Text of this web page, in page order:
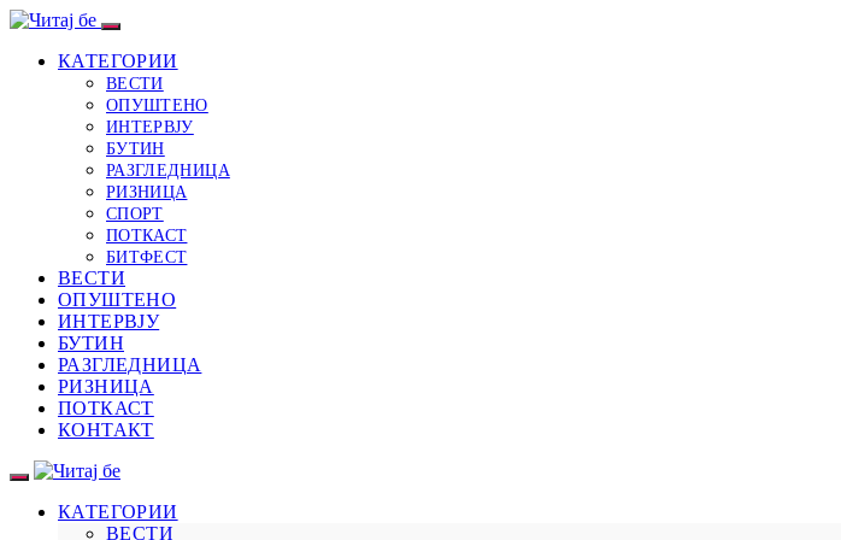
КАТЕГОРИИ
ВЕСТИ
ОПУШТЕНО
ИНТЕРВЈУ
БУТИН
РАЗГЛЕДНИЦА
РИЗНИЦА
СПОРТ
ПОТКАСТ
БИТФЕСТ
ВЕСТИ
ОПУШТЕНО
ИНТЕРВЈУ
БУТИН
РАЗГЛЕДНИЦА
РИЗНИЦА
ПОТКАСТ
КОНТАКТ
КАТЕГОРИИ
ВЕСТИ